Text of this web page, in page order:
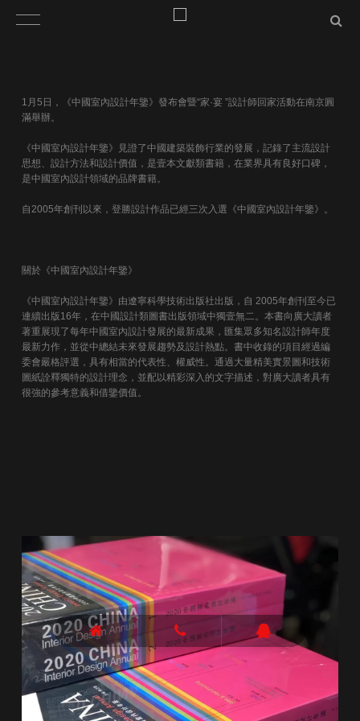
1月5日，《中國室內設計年鑒》發布會暨“家·宴 ”設計師回家活動在南京圓
滿舉辦。
《中國室內設計年鑒》見證了中國建築裝飾行業的發展，記錄了主流設計
思想、設計方法和設計價值，是壹本文獻類書籍，在業界具有良好口碑，
是中國室內設計領域的品牌書籍。
自2005年創刊以來，登勝設計作品已經三次入選《中國室內設計年鑒》。
關於《中國室內設計年鑒》
《中國室內設計年鑒》由遼寧科學技術出版社出版，自 2005年創刊至今已
連續出版16年，在中國設計類圖書出版領域中獨壹無二。本書向廣大讀者
著重展現了每年中國室內設計發展的最新成果，匯集眾多知名設計師年度
最新力作，並從中總結未來發展趨勢及設計熱點。書中收錄的項目經過編
委會嚴格評選，具有相當的代表性、權威性。通過大量精美實景圖和技術
圖紙詮釋獨特的設計理念，並配以精彩深入的文字描述，對廣大讀者具有
很強的參考意義和借鑒價值。